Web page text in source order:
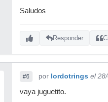
Saludos
Responder
#6 por lordotrings el
vaya juguetito.